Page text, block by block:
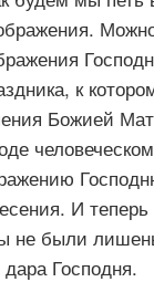
к
Божией
И
не были
Господня.